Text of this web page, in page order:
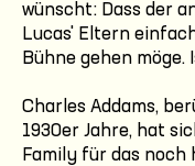
wünscht: Dass der
Lucas' Eltern
Bühne gehen
Charles Addams,
1930er Jahre, hat
Family für das noch